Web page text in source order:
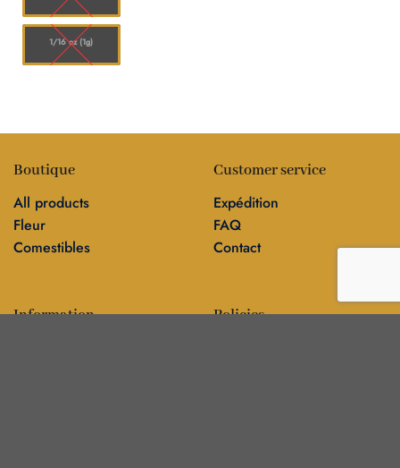
1/16 oz (1g)
Boutique
All products
Fleur
Comestibles
Customer service
Expédition
FAQ
Contact
Information Policies